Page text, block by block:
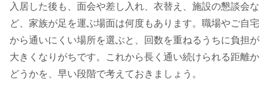
入居した後も、面会や差し入れ、衣替え、施設の懇談会な
ど、家族が足を運ぶ場面は何度もあります。職場やご自宅
から通いにくい場所を選ぶと、回数を重ねるうちに負担が
大きくなりがちです。これから長く通い続けられる距離か
どうかを、早い段階で考えておきましょう。